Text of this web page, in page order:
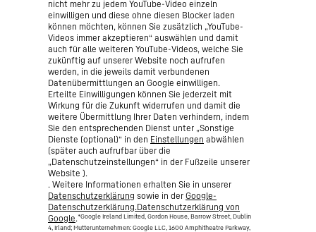
nicht mehr zu jedem YouTube-Video einzeln
einwilligen und diese ohne diesen Blocker laden
können möchten, können Sie zusätzlich „YouTube-
Videos immer akzeptieren“ auswählen und damit
auch für alle weiteren YouTube-Videos, welche Sie
zukünftig auf unserer Website noch aufrufen
werden, in die jeweils damit verbundenen
Datenübermittlungen an Google einwilligen.
Erteilte Einwilligungen können Sie jederzeit mit
Wirkung für die Zukunft widerrufen und damit die
weitere Übermittlung Ihrer Daten verhindern, indem
Sie den entsprechenden Dienst unter „Sonstige
Dienste (optional)“ in den Einstellungen abwählen
(später auch aufrufbar über die
„Datenschutzeinstellungen“ in der Fußzeile unserer
Website ).
. Weitere Informationen erhalten Sie in unserer
Datenschutzerklärung sowie in der Google-
Datenschutzerklärung.Datenschutzerklärung von
Google.*Google Ireland Limited, Gordon House, Barrow Street, Dublin
4, Irland; Mutterunternehmen: Google LLC, 1600 Amphitheatre Parkway,